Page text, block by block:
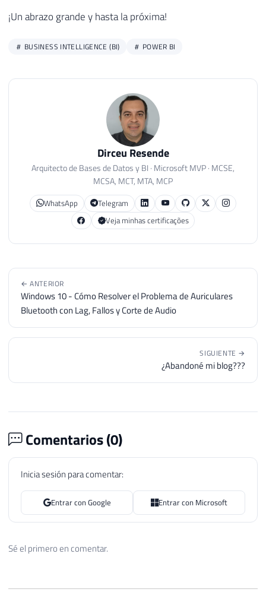
¡Un abrazo grande y hasta la próxima!
BUSINESS INTELLIGENCE (BI) POWER BI
Dirceu Resende
Arquitecto de Bases de Datos y BI · Microsoft MVP · MCSE,
MCSA, MCT, MTA, MCP
WhatsApp
Telegram
Veja minhas certificações
← ANTERIOR
Windows 10 - Cómo Resolver el Problema de Auriculares
Bluetooth con Lag, Fallos y Corte de Audio
SIGUIENTE →
¿Abandoné mi blog???
Comentarios (0)
Inicia sesión para comentar:
Entrar con Google Entrar con Microsoft
Sé el primero en comentar.